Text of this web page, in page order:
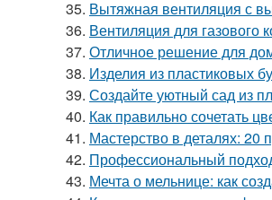
35. Вытяжная вентиляция с
36. Вентиляция для газового
37. Отличное решение для
38. Изделия из пластиковых
39. Создайте уютный сад из
40. Как правильно сочетать
41. Мастерство в деталях: 20
42. Профессиональный
43. Мечта о мельнице: как